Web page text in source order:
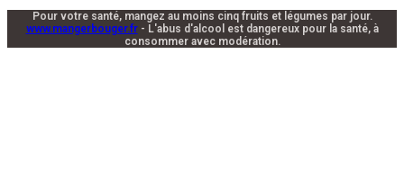
Pour votre santé, mangez au moins cinq fruits et légumes par jour.
www.mangerbouger.fr- L'abus d'alcool est dangereux pour la santé, à
consommer avec modération.